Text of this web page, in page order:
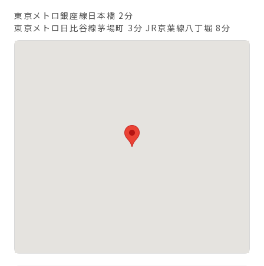
東京メトロ銀座線日本橋 2分
東京メトロ日比谷線茅場町 3分 JR京葉線八丁堀 8分